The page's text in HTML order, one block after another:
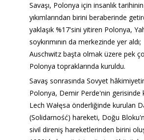
Savaşı, Polonya için insanlık
yıkımlarından birini beraberinde
yaklaşık %17'sini yitiren Polonya,
soykırımının da merkezinde yer aldı;
Auschwitz başta olmak üzere pek
Polonya topraklarında kuruldu.
Savaş sonrasında Sovyet
Polonya, Demir Perde'nin gerisinde
Lech Wałęsa önderliğinde kurulan
(Solidarność) hareketi, Doğu
sivil direniş hareketlerinden birini